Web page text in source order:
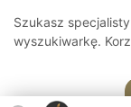
Szukasz
wyszukiwarkę.